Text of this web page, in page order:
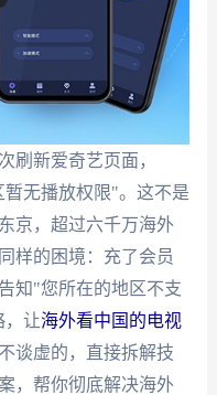
刷新爱奇艺页面，
暂无播放权限"。这不是
京，超过六千万海外
样的困境：充了会员
知"您所在的地区不支
让海外看中国的电视
谈虚的，直接拆解技
，帮你彻底解决海外